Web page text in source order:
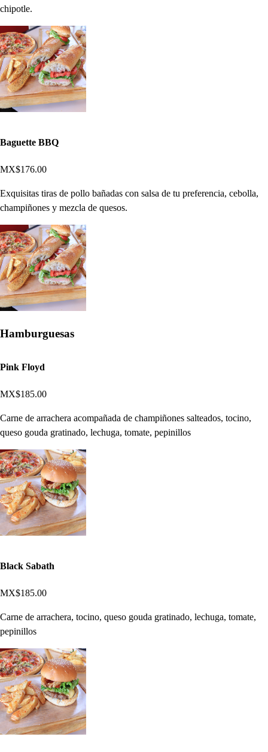
chipotle.
Baguette BBQ
MX$176.00
Exquisitas tiras de pollo bañadas con salsa de tu preferencia, cebolla,
champiñones y mezcla de quesos.
Hamburguesas
Pink Floyd
MX$185.00
Carne de arrachera acompañada de champiñones salteados, tocino,
queso gouda gratinado, lechuga, tomate, pepinillos
Black Sabath
MX$185.00
Carne de arrachera, tocino, queso gouda gratinado, lechuga, tomate,
pepinillos